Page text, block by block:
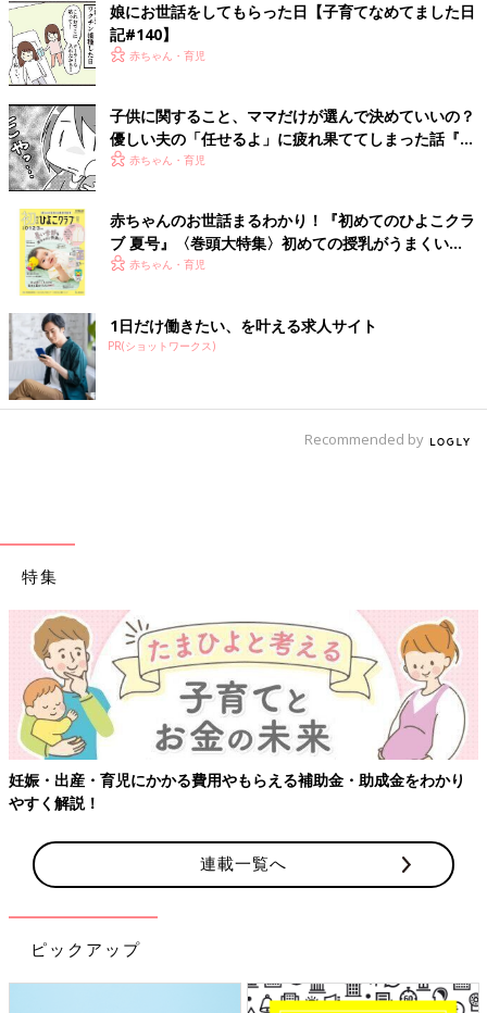
ときも立ち会ってくれた夫。「子煩悩だねぇ」
と近所の人にも言われますが、妊娠発覚当初は
とんでもなくそっけない態度だったんです。
初めて歯が抜けた日
【子育てなめてまし
た日記#138】
一覧
娘にお世話をしてもら
った日【子育てなめて
娘にお世話をしてもらった日【子育てなめてました日
記#140】
赤ちゃん・育児
子供に関すること、ママだけが選んで決めていいの？
優しい夫の「任せるよ」に疲れ果ててしまった話『ふ
うふう子育て ＃43』
赤ちゃん・育児
赤ちゃんのお世話まるわかり！『初めてのひよこクラ
ブ 夏号』〈巻頭大特集〉初めての授乳がうまくい
く！ おっぱい・ミルクの基本と夏のトラブル 解決テ
赤ちゃん・育児
1日だけ働きたい、を叶える求人サイト
PR(ショットワークス)
Recommended by
特集
妊娠・出産・育児にかかる費用やもらえる補助金・助成金をわかり
やすく解説！
連載一覧へ
ピックアップ